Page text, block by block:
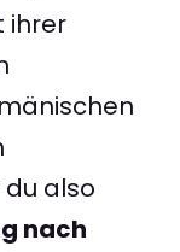
ihrer
also
nach